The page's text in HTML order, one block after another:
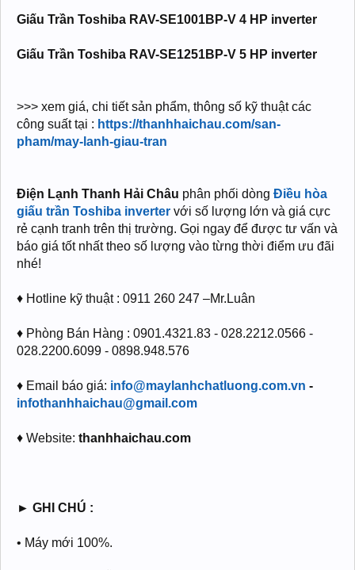
Giấu Trần Toshiba RAV-SE1001BP-V 4 HP inverter
Giấu Trần Toshiba RAV-SE1251BP-V 5 HP inverter
>>> xem giá, chi tiết sản phẩm, thông số kỹ thuật các
công suất tại : https://thanhhaichau.com/san-
pham/may-lanh-giau-tran
Điện Lạnh Thanh Hải Châu phân phối dòng Điều hòa
giấu trần Toshiba inverter với số lượng lớn và giá cực
rẻ cạnh tranh trên thị trường. Gọi ngay để được tư vấn và
báo giá tốt nhất theo số lượng vào từng thời điểm ưu đãi
nhé!
♦ Hotline kỹ thuật : 0911 260 247 –Mr.Luân
♦ Phòng Bán Hàng : 0901.4321.83 - 028.2212.0566 -
028.2200.6099 - 0898.948.576
♦ Email báo giá: info@maylanhchatluong.com.vn -
infothanhhaichau@gmail.com
♦ Website: thanhhaichau.com
► GHI CHÚ :
• Máy mới 100%.